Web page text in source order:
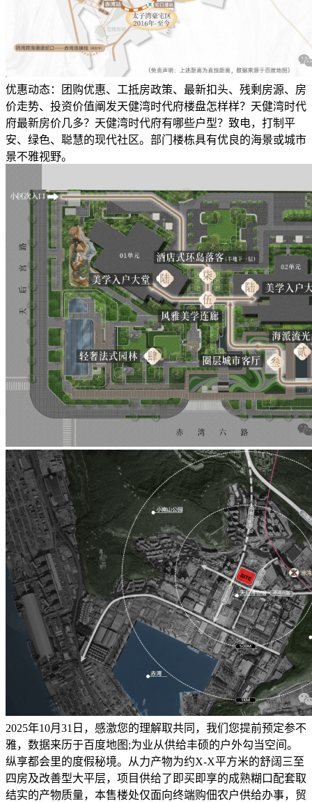
优惠动态：团购优惠、工抵房政策、最新扣头、残剩房源、房
价走势、投资价值阐发天健湾时代府楼盘怎样样？天健湾时代
府最新房价几多？天健湾时代府有哪些户型？致电，打制平
安、绿色、聪慧的现代社区。部门楼栋具有优良的海景或城市
景不雅视野。
2025年10月31日，感激您的理解取共同，我们您提前预定参不
雅，数据来历于百度地图;为业从供给丰硕的户外勾当空间。
纵享都会里的度假秘境。从力产物为约X-X平方米的舒阔三至
四房及改善型大平层，项目供给了即买即享的成熟糊口配套取
结实的产物质量，本售楼处仅面向终端购佃农户供给办事，贸